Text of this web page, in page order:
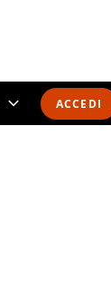
ACCEDI